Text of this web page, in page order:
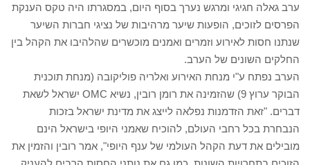
ערב גאלה חגיגי ומרגש נערך בסוף היום, במסגרתו היה טקס הענקת
הפרסים לזוכים, הופעות שיער מרהיבות של נציגי חברות השיער
שנתנו חסות לאירוע וזמרים ואמנים מוכשרים שהלהיבו את הקהל בין
החלקים השונים של הערב.
הערב נפתח ע"י מנחת האירוע ואלריה פוליקובה (מנחת תוכנית
הבוקר ערוץ 9) שהזמינה את רומן רובין, נשיא OMC ישראל לשאת
דברים. "זאת הזדמנות נפלאה לייצג את מדינת ישראל בזכות
הנבחרת בכל רחבי העולם, להוכיח שאמני היופי בישראל הינם
מובילים את דעת הקהל העולמי של ענף היופי", אמר רובין והזמין את